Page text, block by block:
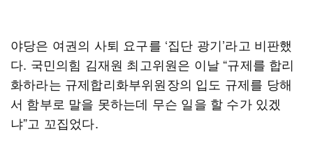
야당은 여권의 사퇴 요구를 ‘집단 광기’라고 비판했
다. 국민의힘 김재원 최고위원은 이날 “규제를 합리
화하라는 규제합리화부위원장의 입도 규제를 당해
서 함부로 말을 못하는데 무슨 일을 할 수가 있겠
냐”고 꼬집었다.